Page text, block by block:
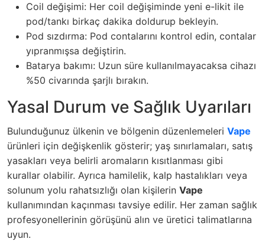
Coil değişimi: Her coil değişiminde yeni e-likit ile
pod/tankı birkaç dakika doldurup bekleyin.
Pod sızdırma: Pod contalarını kontrol edin, contalar
yıpranmışsa değiştirin.
Batarya bakımı: Uzun süre kullanılmayacaksa cihazı
%50 civarında şarjlı bırakın.
Yasal Durum ve Sağlık Uyarıları
Bulunduğunuz ülkenin ve bölgenin düzenlemeleri Vape
ürünleri için değişkenlik gösterir; yaş sınırlamaları, satış
yasakları veya belirli aromaların kısıtlanması gibi
kurallar olabilir. Ayrıca hamilelik, kalp hastalıkları veya
solunum yolu rahatsızlığı olan kişilerin Vape
kullanımından kaçınması tavsiye edilir. Her zaman sağlık
profesyonellerinin görüşünü alın ve üretici talimatlarına
uyun.